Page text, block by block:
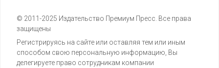
© 2011-2025 Издательство Премиум Пресс. Все права
защищены
Регистрируясь на сайте или оставляя тем или иным
способом свою персональную информацию, Вы
делегируете право сотрудникам компании